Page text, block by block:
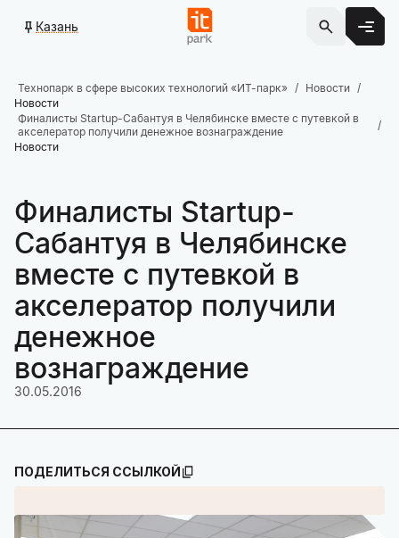
Казань
Технопарк в сфере высоких технологий «ИТ-парк»
Новости
Новости
Финалисты Startup-Сабантуя в Челябинске вместе с путевкой в
акселератор получили денежное вознаграждение
Новости
Финалисты Startup-
Сабантуя в Челябинске
вместе с путевкой в
акселератор получили
денежное
вознаграждение
30.05.2016
ПОДЕЛИТЬСЯ ССЫЛКОЙ